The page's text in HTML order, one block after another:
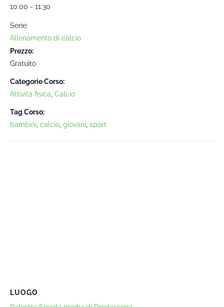
10:00 - 11:30
Serie:
Allenamento di calcio
Prezzo:
Gratuito
Categorie Corso:
Attività fisica Calcio
Tag Corso:
bambini calcio giovani sport
LUOGO